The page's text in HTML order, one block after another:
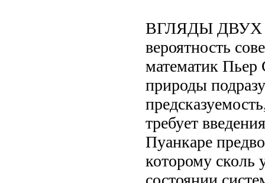
ВГЛЯДЫ ДВУХ
вероятность
математик Пьер
природы
требует
Пуанкаре
которому сколь